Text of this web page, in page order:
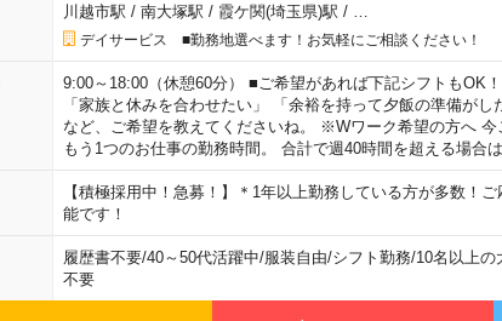
川越市駅 / 南大塚駅 / 霞ケ関(埼玉県)駅 /
デイサービス ■勤務地選べます！お気軽にご相談ください！
9:00～18:00（休憩60分） ■ご希望があれば下記シフトもOK
「家族と休みを合わせたい」 「余裕を持って夕飯の準備がし
など、ご希望を教えてくださいね。 ※Wワーク希望の方へ 今
もう1つのお仕事の勤務時間。 合計で週40時間を超える場合は
【積極採用中！急募！】＊1年以上勤務している方が多数！
能です！
履歴書不要/40～50代活躍中/服装自由/シフト勤務/10名以上の
不要